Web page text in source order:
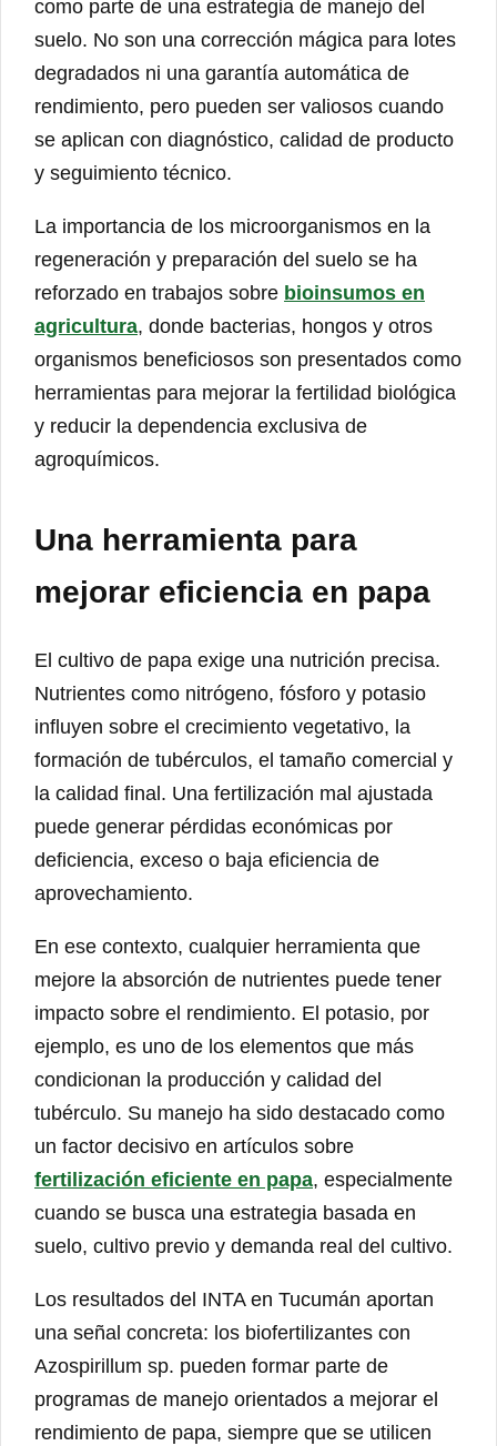
como parte de una estrategia de manejo del
suelo. No son una corrección mágica para lotes
degradados ni una garantía automática de
rendimiento, pero pueden ser valiosos cuando
se aplican con diagnóstico, calidad de producto
y seguimiento técnico.
La importancia de los microorganismos en la
regeneración y preparación del suelo se ha
reforzado en trabajos sobre bioinsumos en
agricultura, donde bacterias, hongos y otros
organismos beneficiosos son presentados como
herramientas para mejorar la fertilidad biológica
y reducir la dependencia exclusiva de
agroquímicos.
Una herramienta para
mejorar eficiencia en papa
El cultivo de papa exige una nutrición precisa.
Nutrientes como nitrógeno, fósforo y potasio
influyen sobre el crecimiento vegetativo, la
formación de tubérculos, el tamaño comercial y
la calidad final. Una fertilización mal ajustada
puede generar pérdidas económicas por
deficiencia, exceso o baja eficiencia de
aprovechamiento.
En ese contexto, cualquier herramienta que
mejore la absorción de nutrientes puede tener
impacto sobre el rendimiento. El potasio, por
ejemplo, es uno de los elementos que más
condicionan la producción y calidad del
tubérculo. Su manejo ha sido destacado como
un factor decisivo en artículos sobre
fertilización eficiente en papa, especialmente
cuando se busca una estrategia basada en
suelo, cultivo previo y demanda real del cultivo.
Los resultados del INTA en Tucumán aportan
una señal concreta: los biofertilizantes con
Azospirillum sp. pueden formar parte de
programas de manejo orientados a mejorar el
rendimiento de papa, siempre que se utilicen